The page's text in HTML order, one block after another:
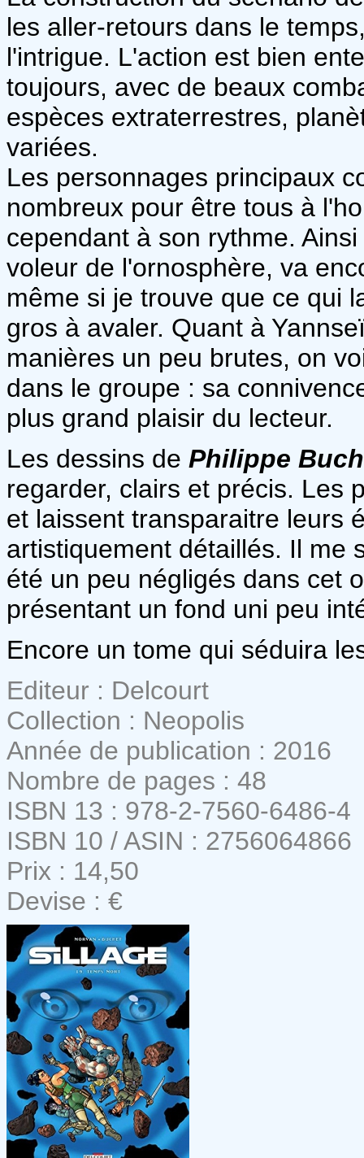
les aller-retours dans le
l'intrigue. L'action est bien
toujours, avec de beaux
espèces extraterrestres,
variées.
Les personnages principaux
nombreux pour être tous à
cependant à son rythme.
voleur de l'ornosphère, va
même si je trouve que ce qui
gros à avaler. Quant à
manières un peu brutes, on
dans le groupe : sa
plus grand plaisir du lecteur.
Les dessins de Philippe
regarder, clairs et précis. Les
et laissent transparaitre leurs
artistiquement détaillés. Il me
été un peu négligés dans cet
présentant un fond uni peu
Encore un tome qui séduira
Editeur : Delcourt
Collection : Neopolis
Année de publication : 2016
Nombre de pages : 48
ISBN 13 : 978-2-7560-6486-4
ISBN 10 / ASIN : 2756064866
Prix : 14,50
Devise : €